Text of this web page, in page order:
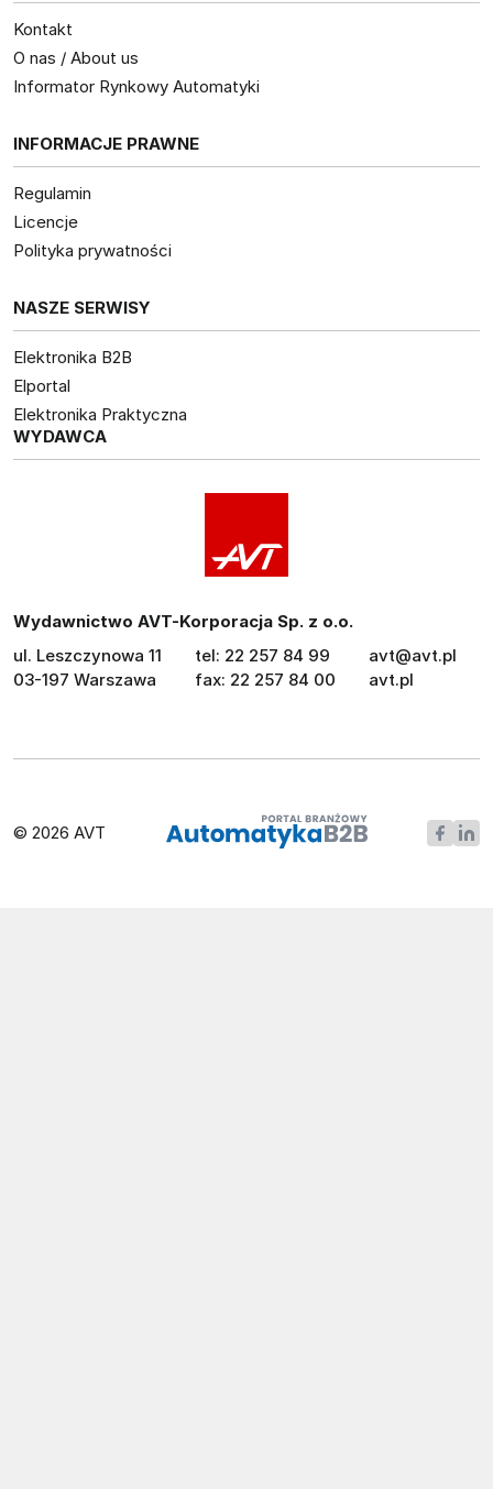
Kontakt
O nas / About us
Informator Rynkowy Automatyki
INFORMACJE PRAWNE
Regulamin
Licencje
Polityka prywatności
NASZE SERWISY
Elektronika B2B
Elportal
Elektronika Praktyczna
WYDAWCA
Wydawnictwo AVT-Korporacja Sp. z o.o.
ul. Leszczynowa 11
03-197 Warszawa
tel: 22 257 84 99
fax: 22 257 84 00
avt@avt.pl
avt.pl
© 2026 AVT